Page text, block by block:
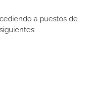
a puestos de